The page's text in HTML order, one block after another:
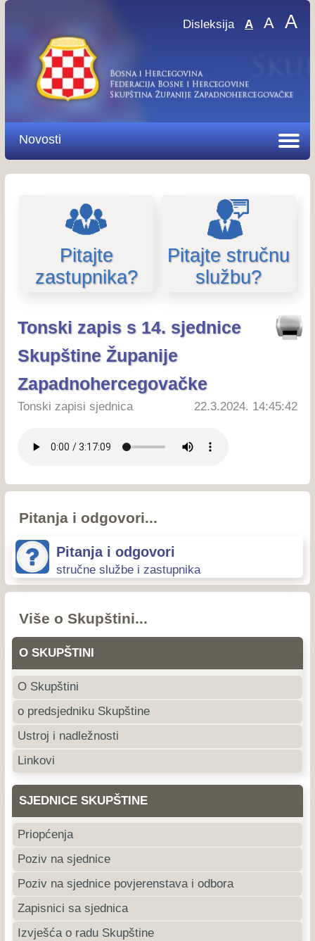
Disleksija A A A
Novosti
Pitajte
zastupnika?
Pitajte stručnu
službu?
Tonski zapis s 14. sjednice
Skupštine Županije
Zapadnohercegovačke
Tonski zapisi sjednica 22.3.2024. 14:45:42
Pitanja i odgovori...
Pitanja i odgovori
stručne službe i zastupnika
Više o Skupštini...
O SKUPŠTINI
O Skupštini
o predsjedniku Skupštine
Ustroj i nadležnosti
Linkovi
SJEDNICE SKUPŠTINE
Priopćenja
Poziv na sjednice
Poziv na sjednice povjerenstava i odbora
Zapisnici sa sjednica
Izvješća o radu Skupštine